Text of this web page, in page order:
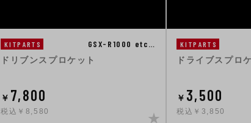
KITPARTS GSX-R1000 etc…
ドリブンスプロケット
￥ 7,800
税込￥8,580
KITPARTS
ドライブスプロ
￥ 3,500
税込￥3,850